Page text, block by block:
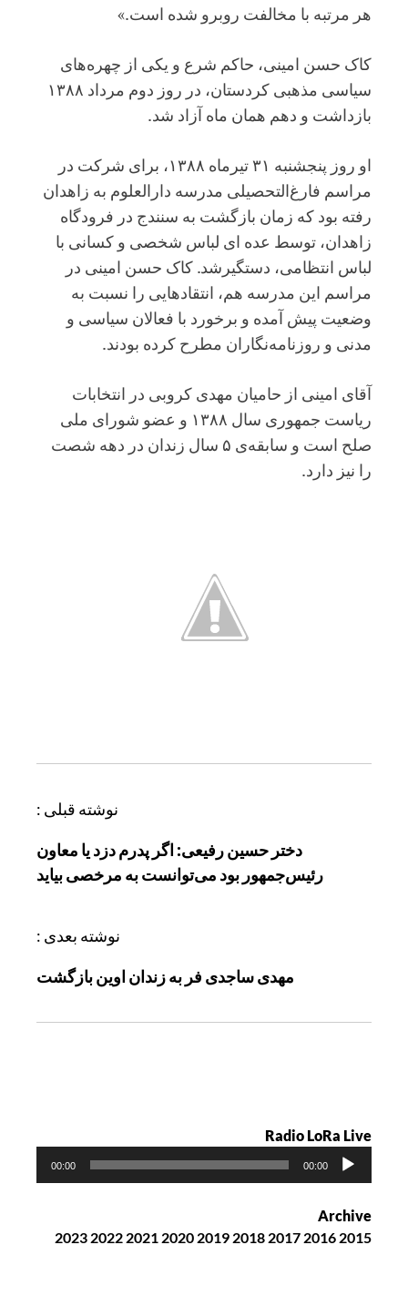
هر مرتبه با مخالفت روبرو شده است.»
کاک حسن امینی، حاکم شرع و یکی از چهره‌های
سیاسی مذهبی کردستان، در روز دوم مرداد ۱۳۸۸
بازداشت و دهم همان ماه آزاد شد.
او روز پنجشنبه ۳۱ تیرماه ۱۳۸۸، برای شرکت در
مراسم فارغ‌التحصیلی مدرسه دارالعلوم به زاهدان
رفته بود که زمان بازگشت به سنندج در فرودگاه
زاهدان، توسط عده ای لباس شخصی و کسانی با
لباس انتظامی، دستگیرشد. کاک حسن امینی در
مراسم این مدرسه هم، انتقادهایی را نسبت به
وضعیت پیش آمده و برخورد با فعالان سیاسی و
مدنی و روزنامه‌نگاران مطرح کرده بودند.
آقای امینی از حامیان مهدی کروبی در انتخابات
ریاست جمهوری سال ۱۳۸۸ و عضو شورای ملی
صلح است و سابقه‌ی ۵ سال زندان در دهه شصت
را نیز دارد.
ت
نوشته قبلی :
دختر حسین رفیعی: اگر پدرم دزد یا معاون
رئیس‌جمهور بود می‌توانست به مرخصی بیاید
نوشته بعدی :
مهدی ساجدی فر به زندان اوین بازگشت
Radio LoRa Live
ک
ن
00:00
00:00
Archive
2015
2016
2017
2018
2019
2020
2021
2022
2023